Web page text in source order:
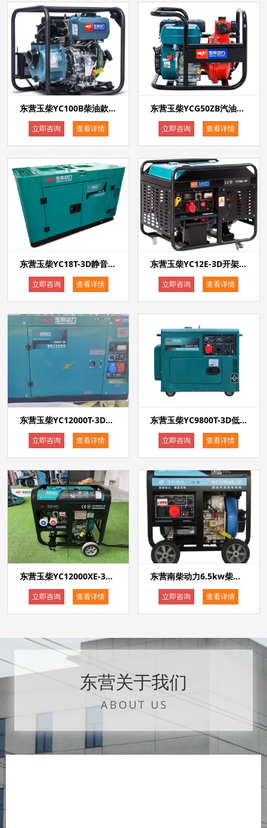
东营玉柴YC100B柴油款电启动4寸单叶轮抽水泵
立即咨询 查看详情
东营玉柴YCG50ZB汽油款手启动2寸双叶轮高压抽水泵
立即咨询 查看详情
东营玉柴YC18T-3D静音式15kw等功率双电压单相220V三相380V柴油发电机电启动
立即咨询 查看详情
东营玉柴YC12E-3D开架式15kw等功率双电压单相220V三相380V柴油发电机电启动
立即咨询 查看详情
东营玉柴YC12000T-3D低噪音静音款10kw电启动柴油发电机单相220v三相380v等功率双电压发电机
立即咨询 查看详情
东营玉柴YC9800T-3D低噪音静音款7kw电启动柴油发电机单相220v三相380v等功率双电压发电机
立即咨询 查看详情
东营玉柴YC12000XE-3D开架式8kw柴油发电机电启动单相220V三相380V双电压发电机
立即咨询 查看详情
东营南柴动力6.5kw柴油发电机开架式220V380V等功率电启动发电机组
立即咨询 查看详情
东营关于我们
ABOUT US